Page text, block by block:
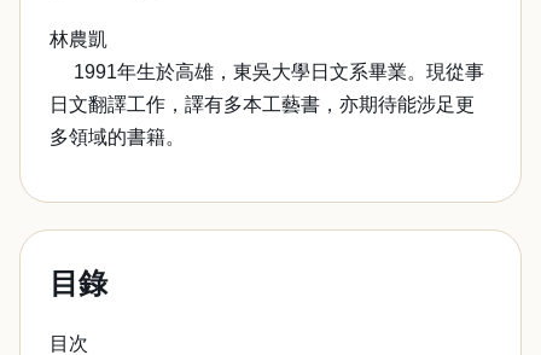
林農凱
1991年生於高雄，東吳大學日文系畢業。現從事
日文翻譯工作，譯有多本工藝書，亦期待能涉足更
多領域的書籍。
目錄
目次